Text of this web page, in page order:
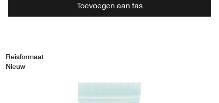
Toevoegen aan tas
Reisformaat
Nieuw